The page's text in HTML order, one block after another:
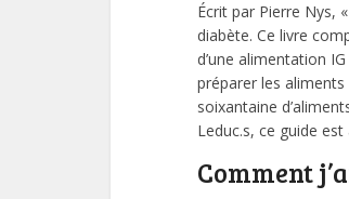
Écrit par Pierre Nys,
diabète. Ce livre
d’une alimentation
préparer les
soixantaine
Leduc.s, ce guide
Comment